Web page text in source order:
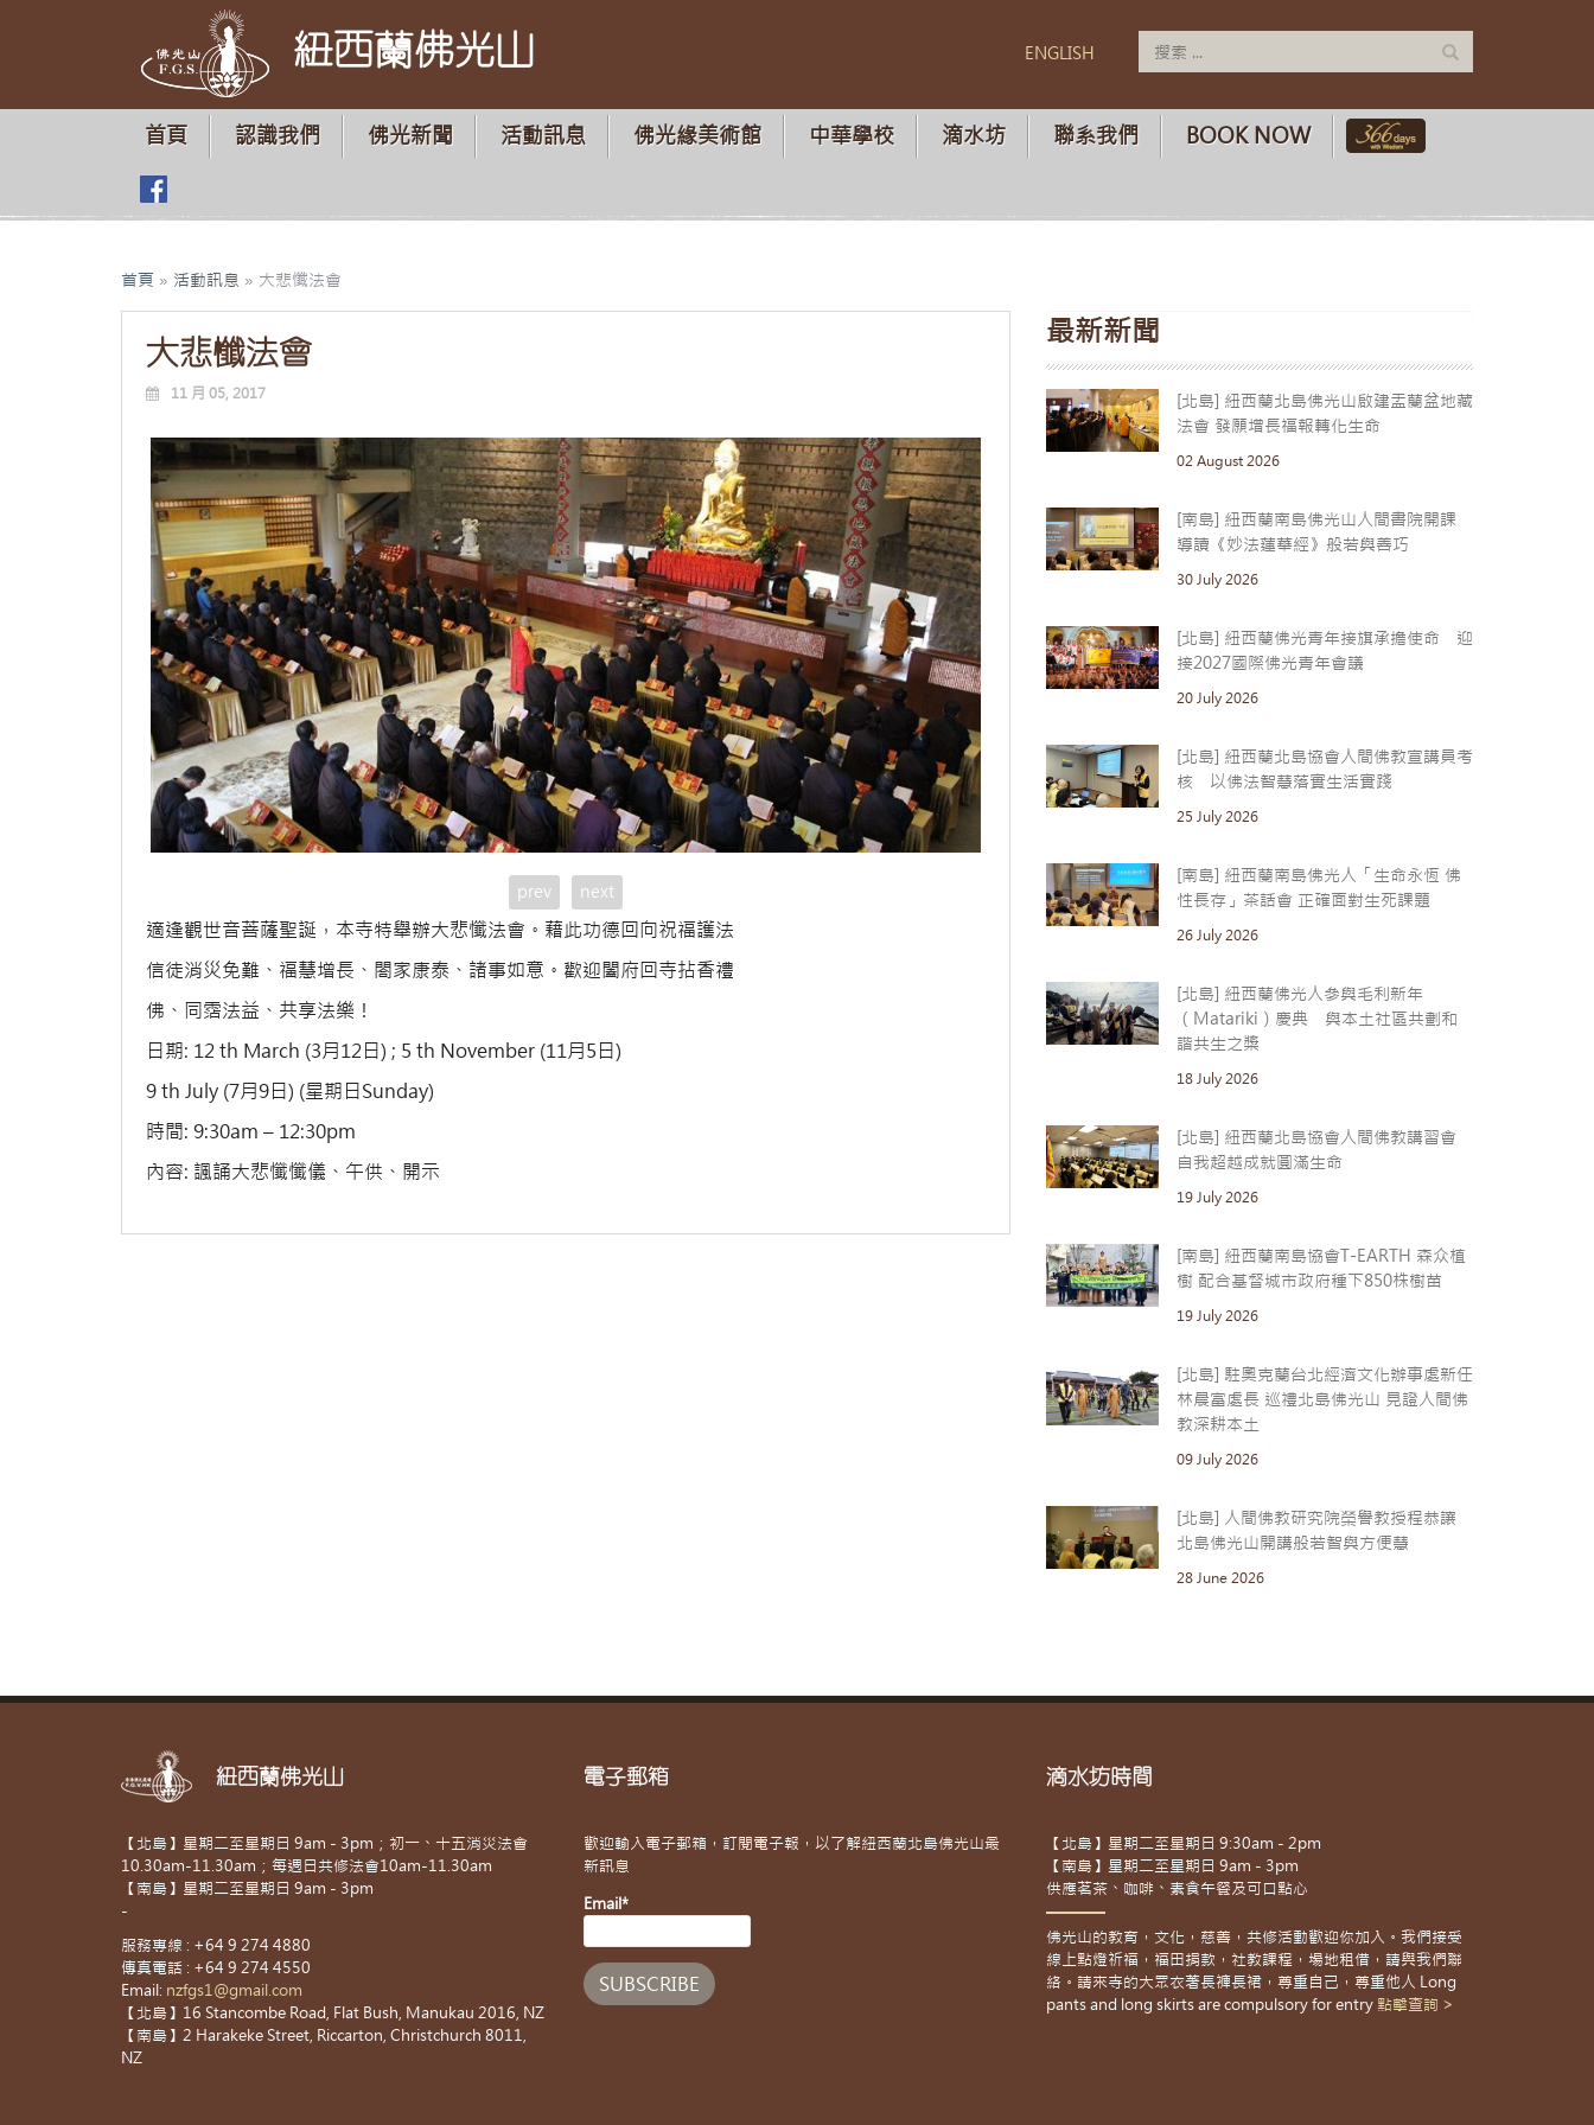
紐西蘭佛光山 ENGLISH
首頁 認識我們 佛光新聞 活動訊息 佛光緣美術館 中華學校 滴水坊 聯系我們 BOOK NOW
首頁 » 活動訊息 » 大悲懺法會
大悲懺法會
11 月 05, 2017
prev next
適逢觀世音菩薩聖誕，本寺特舉辦大悲懺法會。藉此功德回向祝福護法
信徒消災免難、福慧增長、閤家康泰、諸事如意。歡迎闔府回寺拈香禮
佛、同霑法益、共享法樂！
日期: 12 th March (3月12日) ; 5 th November (11月5日)
9 th July (7月9日) (星期日Sunday)
時間: 9:30am – 12:30pm
內容: 諷誦大悲懺懺儀、午供、開示
最新新聞
[北島] 紐西蘭北島佛光山啟建盂蘭盆地藏
法會 發願增長福報轉化生命
02 August 2026
[南島] 紐西蘭南島佛光山人間書院開課
導讀《妙法蓮華經》般若與善巧
30 July 2026
[北島] 紐西蘭佛光青年接旗承擔使命 迎
接2027國際佛光青年會議
20 July 2026
[北島] 紐西蘭北島協會人間佛教宣講員考
核 以佛法智慧落實生活實踐
25 July 2026
[南島] 紐西蘭南島佛光人「生命永恆 佛
性長存」茶話會 正確面對生死課題
26 July 2026
[北島] 紐西蘭佛光人參與毛利新年
（Matariki）慶典 與本土社區共劃和
諧共生之槳
18 July 2026
[北島] 紐西蘭北島協會人間佛教講習會
自我超越成就圓滿生命
19 July 2026
[南島] 紐西蘭南島協會T-EARTH 森众植
樹 配合基督城市政府種下850株樹苗
19 July 2026
[北島] 駐奧克蘭台北經濟文化辦事處新任
林晨富處長 巡禮北島佛光山 見證人間佛
教深耕本土
09 July 2026
[北島] 人間佛教研究院榮譽教授程恭讓
北島佛光山開講般若智與方便慧
28 June 2026
紐西蘭佛光山
【北島】星期二至星期日 9am - 3pm；初一、十五消災法會
10.30am-11.30am；每週日共修法會10am-11.30am
【南島】星期二至星期日 9am - 3pm
-
服務專線 : +64 9 274 4880
傳真電話 : +64 9 274 4550
Email: nzfgs1@gmail.com
【北島】16 Stancombe Road, Flat Bush, Manukau 2016, NZ
【南島】2 Harakeke Street, Riccarton, Christchurch 8011,
NZ
電子郵箱
歡迎輸入電子郵箱，訂閱電子報，以了解紐西蘭北島佛光山最
新訊息
Email*
滴水坊時間
【北島】星期二至星期日 9:30am - 2pm
【南島】星期二至星期日 9am - 3pm
供應茗茶、咖啡、素食午餐及可口點心
佛光山的教育，文化，慈善，共修活動歡迎你加入。我們接受
線上點燈祈福，福田捐款，社教課程，場地租借，請與我們聯
絡。請來寺的大眾衣著長褲長裙，尊重自己，尊重他人 Long
pants and long skirts are compulsory for entry 點擊查詢 >